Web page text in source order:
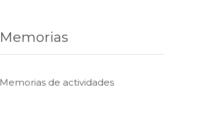
Memorias
Memorias de actividades